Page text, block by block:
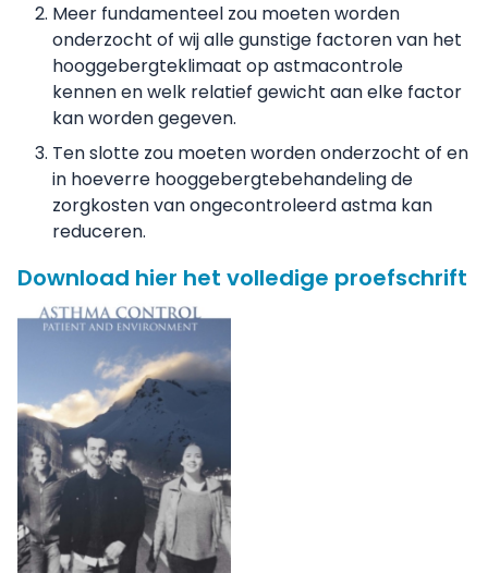
Meer fundamenteel zou moeten worden
onderzocht of wij alle gunstige factoren van het
hooggebergteklimaat op astmacontrole
kennen en welk relatief gewicht aan elke factor
kan worden gegeven.
Ten slotte zou moeten worden onderzocht of en
in hoeverre hooggebergtebehandeling de
zorgkosten van ongecontroleerd astma kan
reduceren.
Download hier het volledige proefschrift